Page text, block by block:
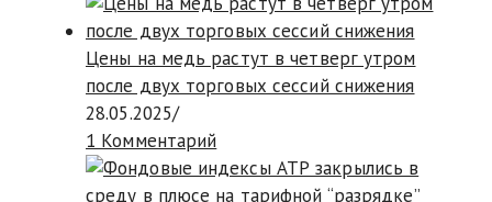
Цены на медь растут в четверг утром
после двух торговых сессий снижения
28.05.2025/
1 Комментарий